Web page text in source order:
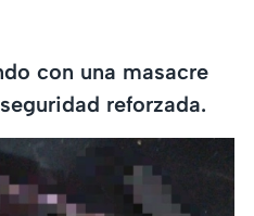
con una masacre
reforzada.